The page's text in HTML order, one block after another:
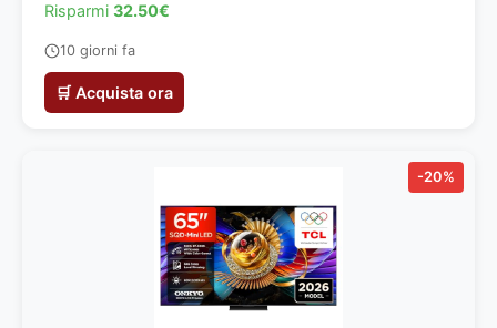
Risparmi 32.50€
10 giorni fa
🛒 Acquista ora
-20%